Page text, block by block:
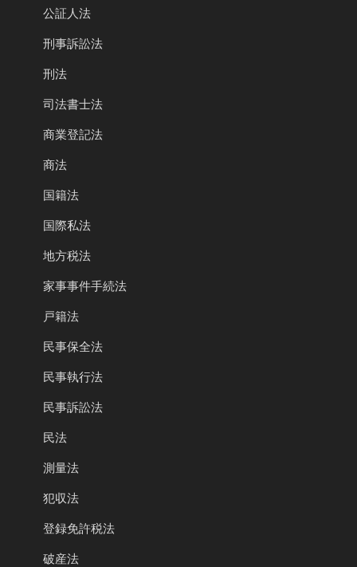
公証人法
刑事訴訟法
刑法
司法書士法
商業登記法
商法
国籍法
国際私法
地方税法
家事事件手続法
戸籍法
民事保全法
民事執行法
民事訴訟法
民法
測量法
犯収法
登録免許税法
破産法